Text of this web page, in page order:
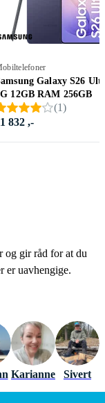
Galaxy S26
12GB RAM 256GB
(1)
832 ,-
og gir råd for at du
er uavhengige.
Karianne Sivert